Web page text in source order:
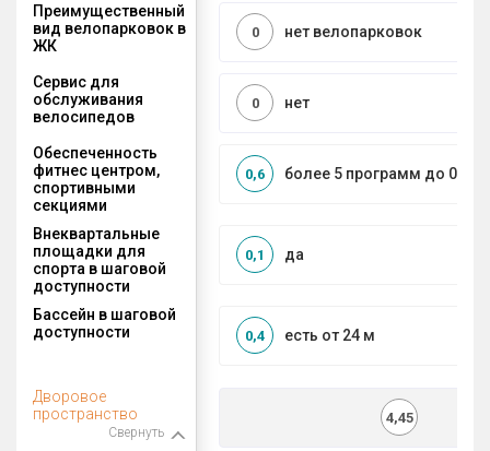
Преимущественный
вид велопарковок в
ЖК
нет велопарковок
0
Сервис для
обслуживания
велосипедов
нет
0
Обеспеченность
фитнес центром,
спортивными
секциями
более 5 программ до 0,5
0,6
Внеквартальные
площадки для
спорта в шаговой
доступности
да
0,1
Бассейн в шаговой
доступности
есть от 24 м
0,4
Дворовое
пространство
Свернуть
4,45